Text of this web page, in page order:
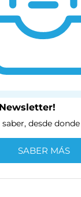
desde
SABER MÁS